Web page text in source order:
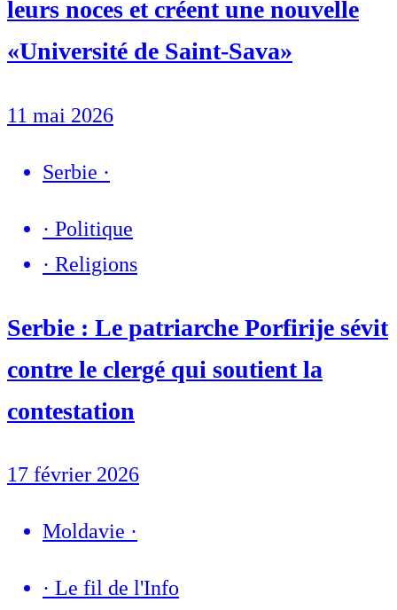
leurs noces et créent une nouvelle
«Université de Saint-Sava»
11 mai 2026
Serbie ·
· Politique
· Religions
Serbie : Le patriarche Porfirije sévit
contre le clergé qui soutient la
contestation
17 février 2026
Moldavie ·
· Le fil de l'Info